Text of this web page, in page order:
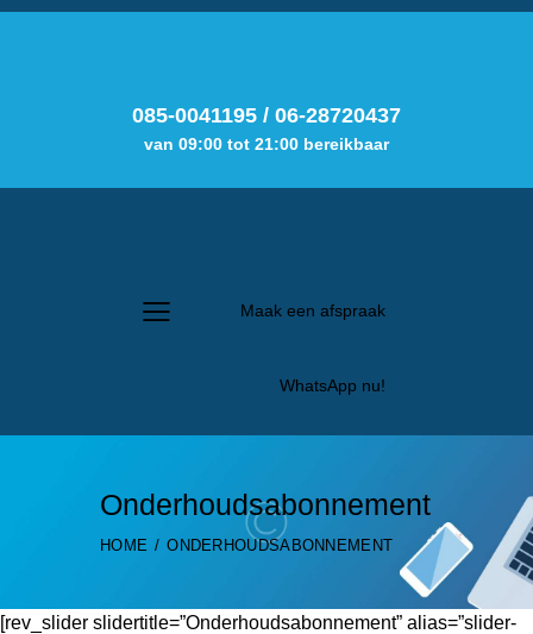
085-0041195 / 06-28720437
van 09:00 tot 21:00 bereikbaar
Maak een afspraak
WhatsApp nu!
Onderhoudsabonnement
HOME ONDERHOUDSABONNEMENT
[rev_slider slidertitle=”Onderhoudsabonnement” alias=”slider-